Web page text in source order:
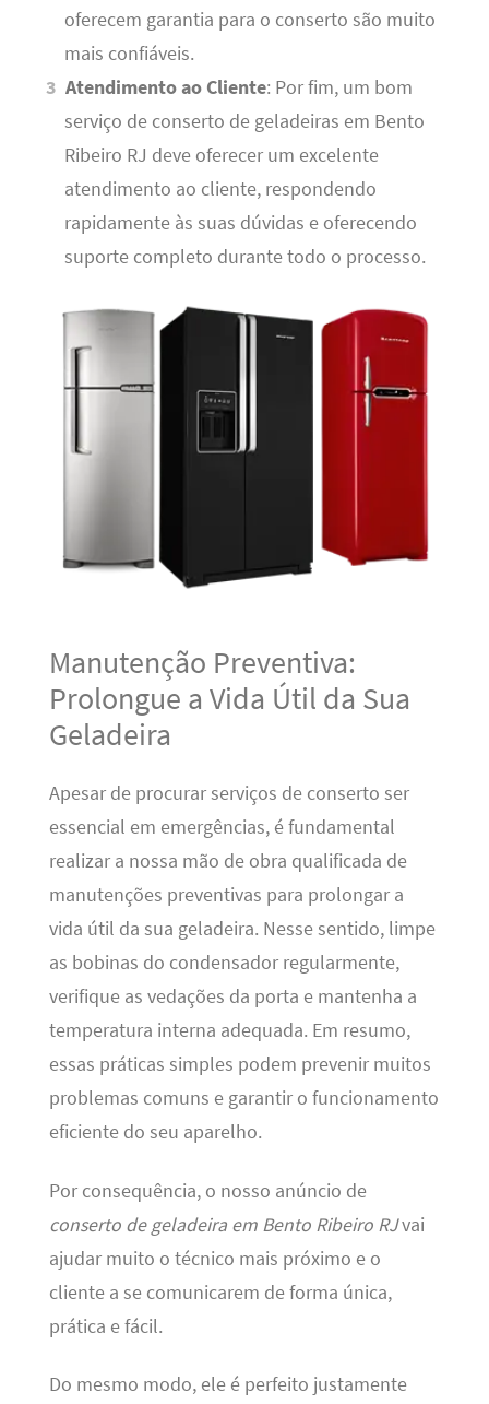
oferecem garantia para o conserto são muito
mais confiáveis.
Atendimento ao Cliente: Por fim, um bom
serviço de conserto de geladeiras em Bento
Ribeiro RJ deve oferecer um excelente
atendimento ao cliente, respondendo
rapidamente às suas dúvidas e oferecendo
suporte completo durante todo o processo.
Manutenção Preventiva:
Prolongue a Vida Útil da Sua
Geladeira
Apesar de procurar serviços de conserto ser
essencial em emergências, é fundamental
realizar a nossa mão de obra qualificada de
manutenções preventivas para prolongar a
vida útil da sua geladeira. Nesse sentido, limpe
as bobinas do condensador regularmente,
verifique as vedações da porta e mantenha a
temperatura interna adequada. Em resumo,
essas práticas simples podem prevenir muitos
problemas comuns e garantir o funcionamento
eficiente do seu aparelho.
Por consequência, o nosso anúncio de
conserto de geladeira em Bento Ribeiro RJvai
ajudar muito o técnico mais próximo e o
cliente a se comunicarem de forma única,
prática e fácil.
Do mesmo modo, ele é perfeito justamente